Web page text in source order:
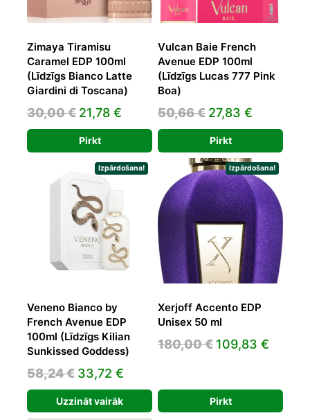
Zimaya Tiramisu
Caramel EDP 100ml
(Līdzīgs Bianco Latte
Giardini di Toscana)
30,00€ Original
price
was:
30,00 €.
21,78 € Current
price
is:
21,78 €.
Pirkt
Vulcan Baie French
Avenue EDP 100ml
(Līdzīgs Lucas 777 Pink
Boa)
50,66€ Original
price
was:
50,66 €.
27,83 €
price
is:
27,83 €.
Pirkt
Izpārdošana!
Veneno Bianco by
French Avenue EDP
100ml (Līdzīgs Kilian
Sunkissed Goddess)
58,24€ Original
price
was:
33,72 €
price
is:
Uzzināt vairāk
Izpārdošana!
Xerjoff Accento EDP
Unisex 50 ml
180,00€ Original
180,00 €.
109,83 €
Pirkt